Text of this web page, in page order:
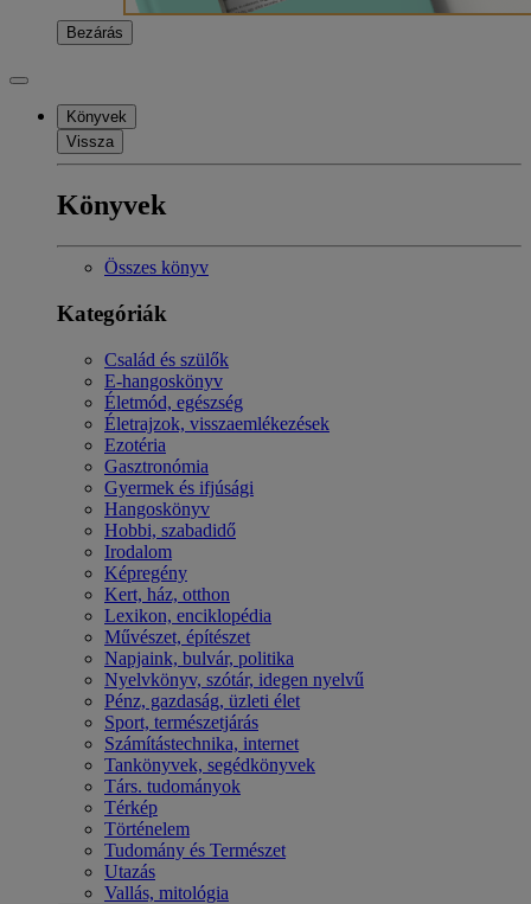
Bezárás
Könyvek
Vissza
Könyvek
Összes könyv
Kategóriák
Család és szülők
E-hangoskönyv
Életmód, egészség
Életrajzok, visszaemlékezések
Ezotéria
Gasztronómia
Gyermek és ifjúsági
Hangoskönyv
Hobbi, szabadidő
Irodalom
Képregény
Kert, ház, otthon
Lexikon, enciklopédia
Művészet, építészet
Napjaink, bulvár, politika
Nyelvkönyv, szótár, idegen nyelvű
Pénz, gazdaság, üzleti élet
Sport, természetjárás
Számítástechnika, internet
Tankönyvek, segédkönyvek
Társ. tudományok
Térkép
Történelem
Tudomány és Természet
Utazás
Vallás, mitológia